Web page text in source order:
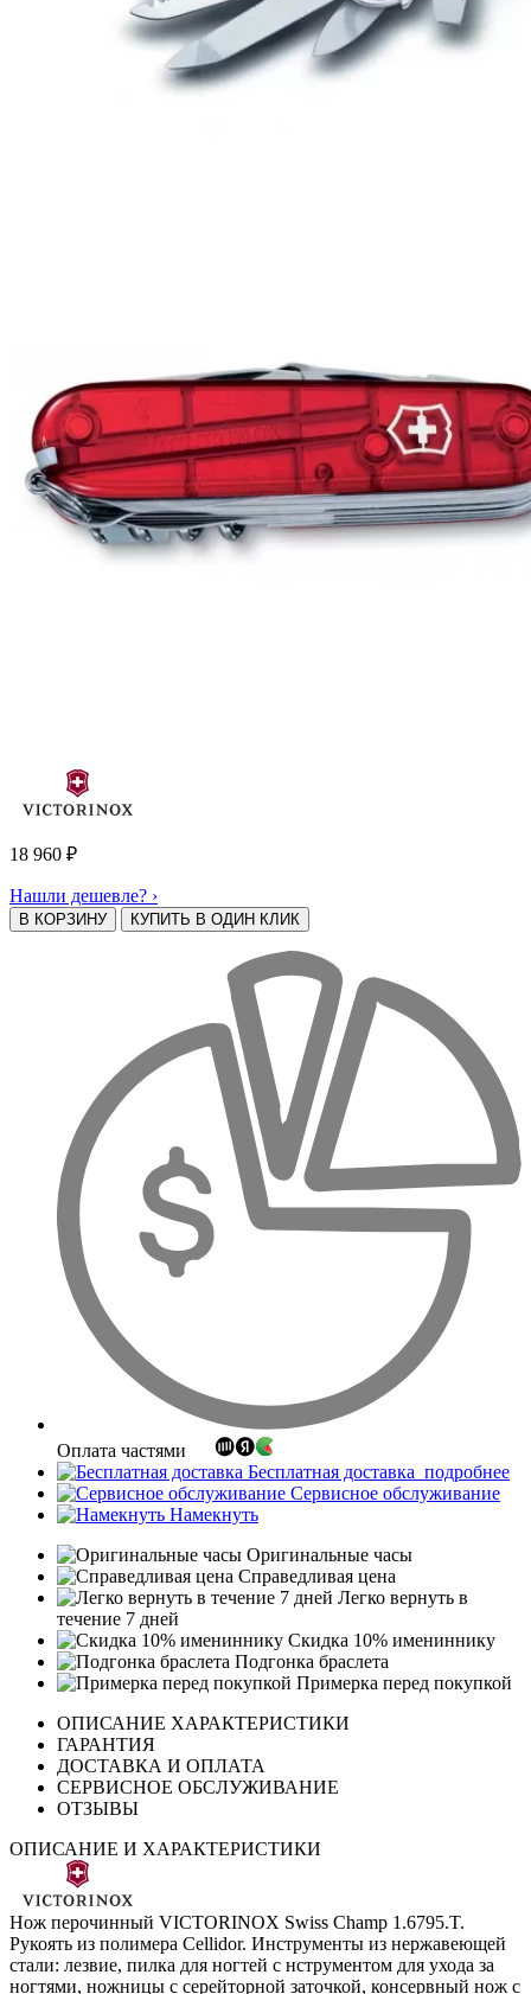
18 960 ₽
Нашли дешевле? ›
В КОРЗИНУ КУПИТЬ В ОДИН КЛИК
Оплата частями
Бесплатная доставка подробнее
Сервисное обслуживание
Намекнуть
Оригинальные часы
Справедливая цена
Легко вернуть в
течение 7 дней
Скидка 10% имениннику
Подгонка браслета
Примерка перед покупкой
ОПИСАНИЕ ХАРАКТЕРИСТИКИ
ГАРАНТИЯ
ДОСТАВКА И ОПЛАТА
СЕРВИСНОЕ ОБСЛУЖИВАНИЕ
ОТЗЫВЫ
ОПИСАНИЕ И ХАРАКТЕРИСТИКИ
Нож перочинный VICTORINOX Swiss Champ 1.6795.T.
Рукоять из полимера Cellidor. Инструменты из нержавеющей
стали: лезвие, пилка для ногтей с нструментом для ухода за
ногтями, ножницы с серейторной заточкой, консервный нож с